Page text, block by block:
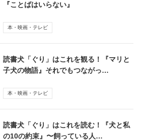
『ことばはいらない』
本・映画・テレビ
読書犬「ぐり」はこれを観る！『マリと
子犬の物語』それでもつながっ…
本・映画・テレビ
読書犬「ぐり」はこれを読む！『犬と私
の10の約束』〜飼っている人…